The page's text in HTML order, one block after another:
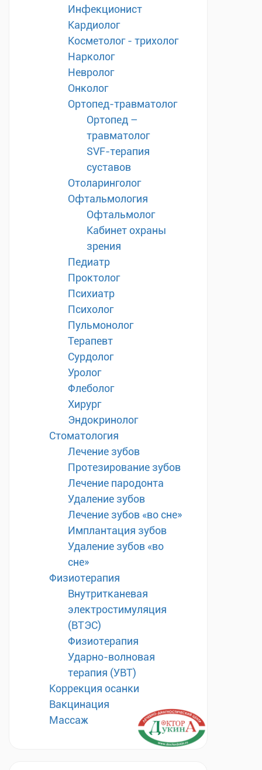
Инфекционист
Кардиолог
Косметолог - трихолог
Нарколог
Невролог
Онколог
Ортопед-травматолог
Ортопед –
травматолог
SVF-терапия
суставов
Отоларинголог
Офтальмология
Офтальмолог
Кабинет охраны
зрения
Педиатр
Проктолог
Психиатр
Психолог
Пульмонолог
Терапевт
Сурдолог
Уролог
Флеболог
Хирург
Эндокринолог
Стоматология
Лечение зубов
Протезирование зубов
Лечение пародонта
Удаление зубов
Лечение зубов «во сне»
Имплантация зубов
Удаление зубов «во
сне»
Физиотерапия
Внутритканевая
электростимуляция
(ВТЭС)
Физиотерапия
Ударно-волновая
терапия (УВТ)
Коррекция осанки
Вакцинация
Массаж